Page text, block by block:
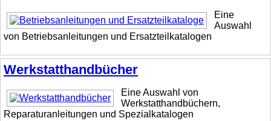
Eine
Auswahl
von Betriebsanleitungen und Ersatzteilkatalogen
Werkstatthandbücher
Eine Auswahl von
Werkstatthandbüchern,
Reparaturanleitungen und Spezialkatalogen